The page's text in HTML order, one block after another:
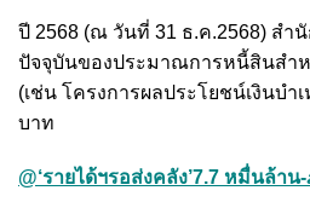
ปี 2568 (ณ วันที่ 31 ธ.ค.2568) สำ
ปัจจุบันของประมาณการหนี้สินสำ
(เช่น โครงการผลประโยชน์เงินบำ
บาท
@‘รายได้ฯรอส่งคลัง’7.7 หมื่นล้า